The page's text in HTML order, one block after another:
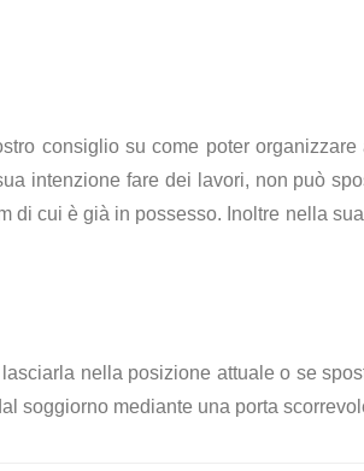
consiglio su come poter
intenzione fare dei lavori, non può
cui è già in possesso. Inoltre nella
nella posizione attuale o se
soggiorno mediante una porta